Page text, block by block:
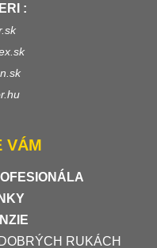
:
VÁM
RUKÁCH